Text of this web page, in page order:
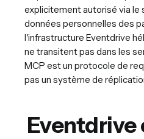
explicitement autorisé via le
données personnelles des
l'infrastructure Eventdrive
ne transitent pas dans les
MCP est un protocole de
pas un système de
Eventdrive